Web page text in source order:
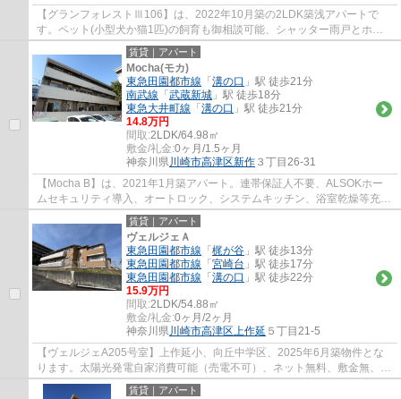
【グランフォレストⅢ106】は、2022年10月築の2LDK築浅アパートで
す。ペット(小型犬か猫1匹)の飼育も御相談可能、シャッター雨戸とホー
ムセキュリティ導入でセキュリティ面も充実です。
賃貸｜アパート
Mocha(モカ)
東急田園都市線 「 溝の口 」駅 徒歩21分
南武線 「 武蔵新城 」駅 徒歩18分
東急大井町線 「 溝の口 」駅 徒歩21分
14.8万円
間取:2LDK/64.98㎡
敷金/礼金:0ヶ月/1.5ヶ月
神奈川県川崎市高津区新作 ３丁目26-31
【Mocha B】は、2021年1月築アパート。連帯保証人不要、ALSOKホー
ムセキュリティ導入、オートロック、システムキッチン、浴室乾燥等充実
の設備が魅力の物件です。
賃貸｜アパート
ヴェルジェＡ
東急田園都市線 「 梶が谷 」駅 徒歩13分
東急田園都市線 「 宮崎台 」駅 徒歩17分
東急田園都市線 「 溝の口 」駅 徒歩22分
15.9万円
間取:2LDK/54.88㎡
敷金/礼金:0ヶ月/2ヶ月
神奈川県川崎市高津区上作延 ５丁目21-5
【ヴェルジェA205号室】上作延小、向丘中学区、2025年6月築物件とな
ります。太陽光発電自家消費可能（売電不可）、ネット無料、敷金無、セ
コムのセキュリティシステムもございます。
賃貸｜アパート